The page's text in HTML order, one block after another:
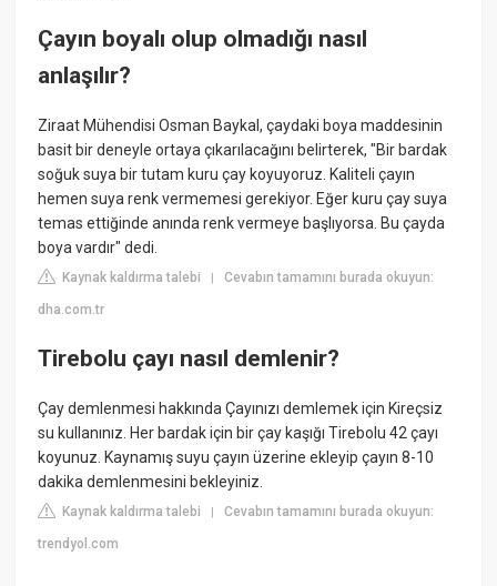
Çayın boyalı olup olmadığı nasıl
anlaşılır?
Ziraat Mühendisi Osman Baykal, çaydaki boya maddesinin
basit bir deneyle ortaya çıkarılacağını belirterek, "Bir bardak
soğuk suya bir tutam kuru çay koyuyoruz. Kaliteli çayın
hemen suya renk vermemesi gerekiyor. Eğer kuru çay suya
temas ettiğinde anında renk vermeye başlıyorsa. Bu çayda
boya vardır" dedi.
Kaynak kaldırma talebi |Cevabın tamamını burada okuyun:
dha.com.tr
Tirebolu çayı nasıl demlenir?
Çay demlenmesi hakkında Çayınızı demlemek için Kireçsiz
su kullanınız. Her bardak için bir çay kaşığı Tirebolu 42 çayı
koyunuz. Kaynamış suyu çayın üzerine ekleyip çayın 8-10
dakika demlenmesini bekleyiniz.
Kaynak kaldırma talebi |Cevabın tamamını burada okuyun:
trendyol.com